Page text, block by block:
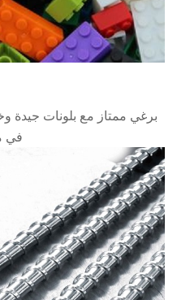
برغي ممتاز مع بلونات جيدة
في